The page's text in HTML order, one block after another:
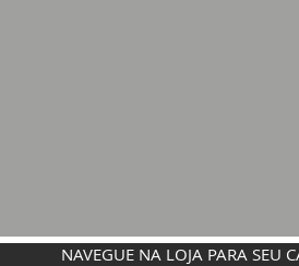
NAVEGUE NA LOJA PARA SEU